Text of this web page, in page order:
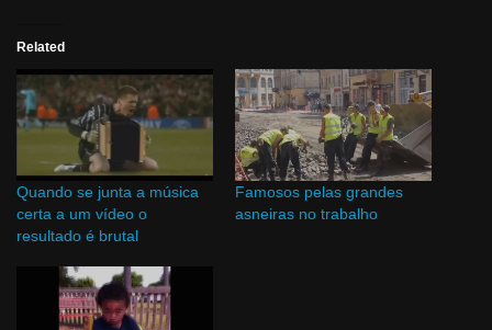
Related
Quando se junta a música
certa a um vídeo o
resultado é brutal
Famosos pelas grandes
asneiras no trabalho